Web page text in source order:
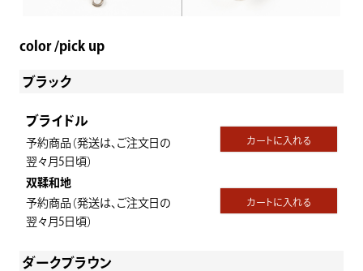
color pick up
ブラック
ブライドル
予約商品（発送は、ご注文日の
翌々月5日頃）
カートに入れる
双鞣和地
予約商品（発送は、ご注文日の
翌々月5日頃）
カートに入れる
ダークブラウン